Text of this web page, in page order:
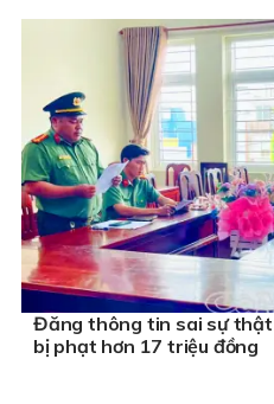
Đăng thông tin sai sự thật
bị phạt hơn 17 triệu đồng